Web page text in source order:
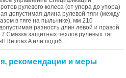
рулевого колеса (от упора до упора)
допустимая длина рулевой тяги (между
в тяге на пыльнике), мм 210
разность длин левой и правой
7 Смазка защитных чехлов рулевых тяг
Retinax A или подоб...
рекомендации и меры